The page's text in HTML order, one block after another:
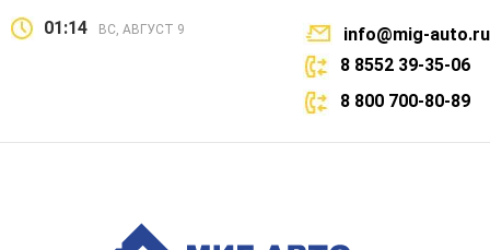
01:14 ВС, АВГУСТ 9
info@mig-auto.ru
8 8552 39-35-06
8 800 700-80-89